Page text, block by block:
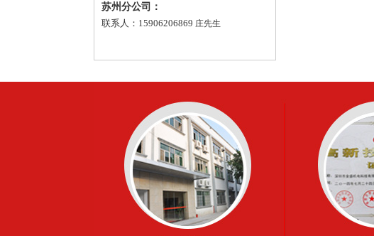
苏州分公司：
联系人：15906206869 庄先生